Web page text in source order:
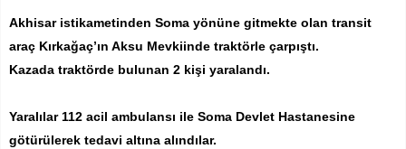
Akhisar istikametinden Soma yönüne gitmekte olan transit
araç Kırkağaç’ın Aksu Mevkiinde traktörle çarpıştı.
Kazada traktörde bulunan 2 kişi yaralandı.
Yaralılar 112 acil ambulansı ile Soma Devlet Hastanesine
götürülerek tedavi altına alındılar.